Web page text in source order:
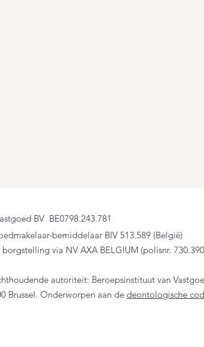
BV BE0798.243.781
bemiddelaar BIV 513.589 (België)
borgstelling via NV AXA BELGIUM (polisnr.
autoriteit: Beroepsinstituut van
Brussel. Onderworpen aan de deontologische